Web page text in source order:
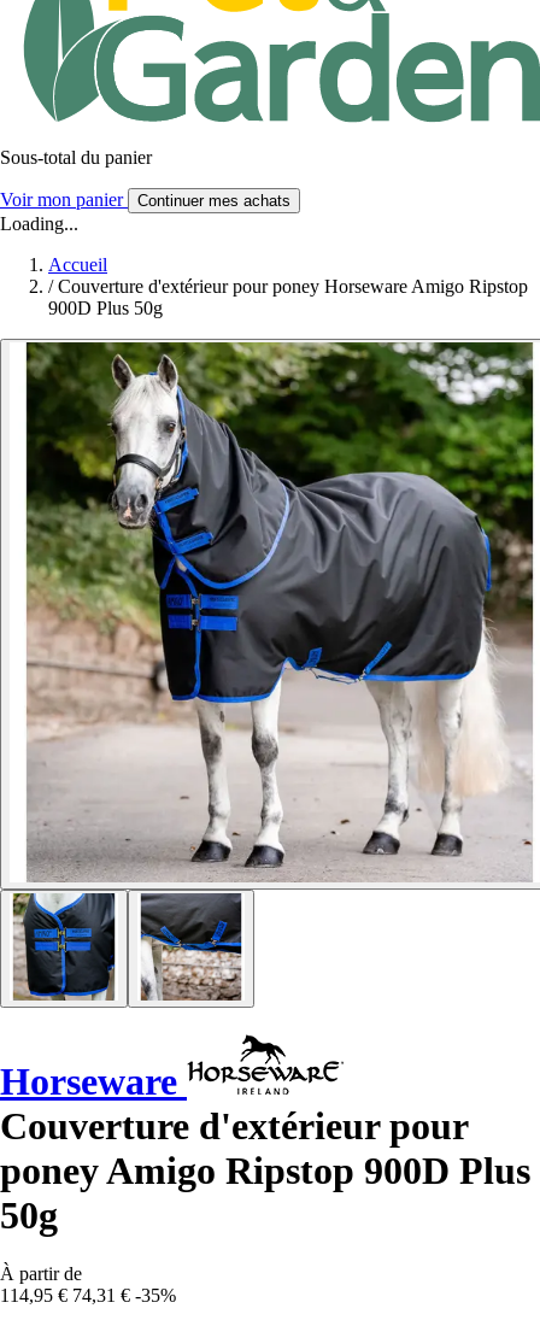
Sous-total du panier
Voir mon panier Continuer mes achats
Loading...
Accueil
/ Couverture d'extérieur pour poney Horseware Amigo Ripstop
900D Plus 50g
Horseware
Couverture d'extérieur pour
poney Amigo Ripstop 900D Plus
50g
À partir de
114,95 € 74,31 € -35%